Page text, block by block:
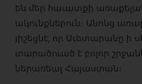
են մեր հաւատքի
ակունքներուն։ Անոնց
յիշեցնէ, որ Աւետարանը ի
տարածուած է բոլոր
ներառեալ Հայաստան։